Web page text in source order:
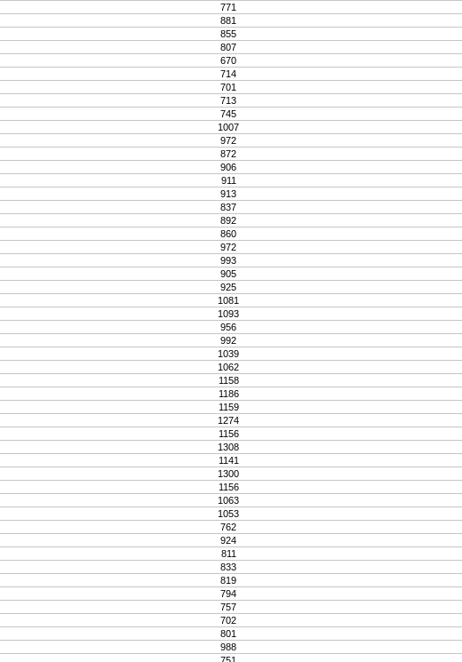
771
881
855
807
670
714
701
713
745
1007
972
872
906
911
913
837
892
860
972
993
905
925
1081
1093
956
992
1039
1062
1158
1186
1159
1274
1156
1308
1141
1300
1156
1063
1053
762
924
811
833
819
794
757
702
801
988